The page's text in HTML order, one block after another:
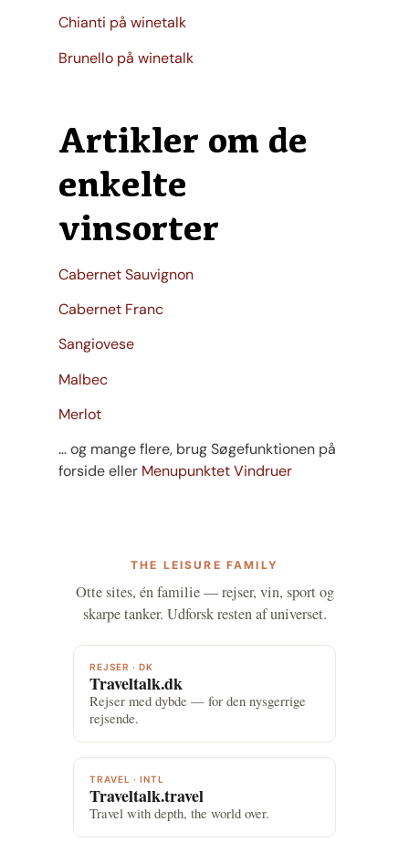
Chianti på winetalk
Brunello på winetalk
Artikler om de
enkelte
vinsorter
Cabernet Sauvignon
Cabernet Franc
Sangiovese
Malbec
Merlot
… og mange flere, brug Søgefunktionen på
forside eller Menupunktet Vindruer
THE LEISURE FAMILY
Otte sites, én familie — rejser, vin, sport og
skarpe tanker. Udforsk resten af universet.
REJSER · DK
Traveltalk.dk
Rejser med dybde — for den nysgerrige
rejsende.
TRAVEL · INTL
Traveltalk.travel
Travel with depth, the world over.